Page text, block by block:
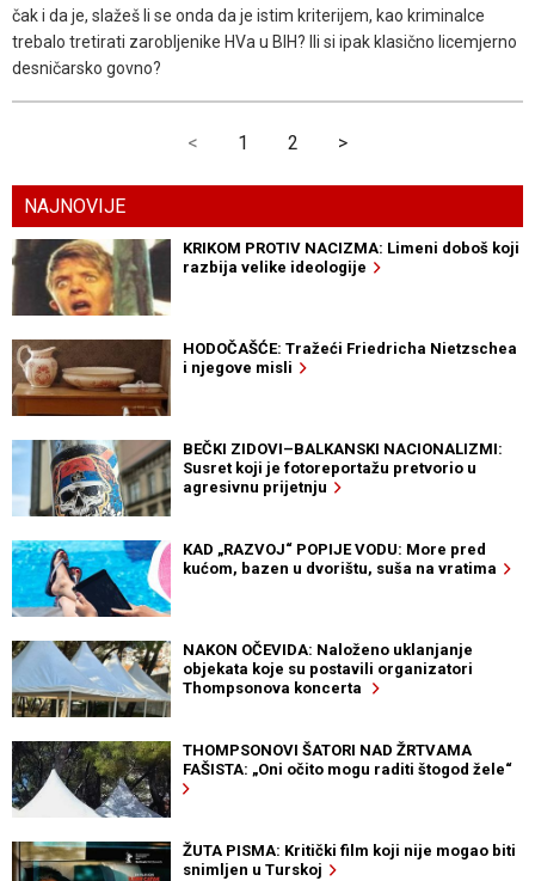
čak i da je, slažeš li se onda da je istim kriterijem, kao kriminalce
trebalo tretirati zarobljenike HVa u BIH? Ili si ipak klasično licemjerno
desničarsko govno?
< 1 2 >
NAJNOVIJE
KRIKOM PROTIV NACIZMA: Limeni doboš koji
razbija velike ideologije
HODOČAŠĆE: Tražeći Friedricha Nietzschea
i njegove misli
BEČKI ZIDOVI–BALKANSKI NACIONALIZMI:
Susret koji je fotoreportažu pretvorio u
agresivnu prijetnju
KAD „RAZVOJ“ POPIJE VODU: More pred
kućom, bazen u dvorištu, suša na vratima
NAKON OČEVIDA: Naloženo uklanjanje
objekata koje su postavili organizatori
Thompsonova koncerta
THOMPSONOVI ŠATORI NAD ŽRTVAMA
FAŠISTA: „Oni očito mogu raditi štogod žele“
ŽUTA PISMA: Kritički film koji nije mogao biti
snimljen u Turskoj